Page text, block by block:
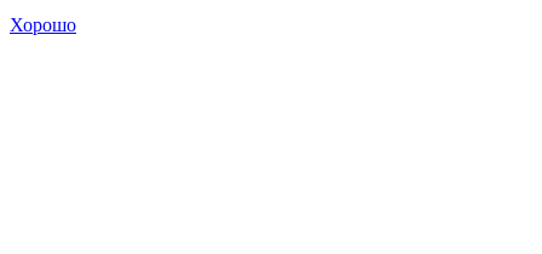
Хорошо